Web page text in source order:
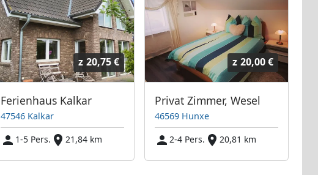
z 20,75 €
Ferienhaus Kalkar
47546 Kalkar
1-5 Pers.
21,84 km
z 20,00 €
Privat Zimmer, Wesel
46569 Hunxe
2-4 Pers.
20,81 km